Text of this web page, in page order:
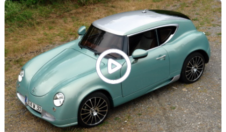
Guide
d'achat
Electriques
Utilitaires
Flottes
Auto